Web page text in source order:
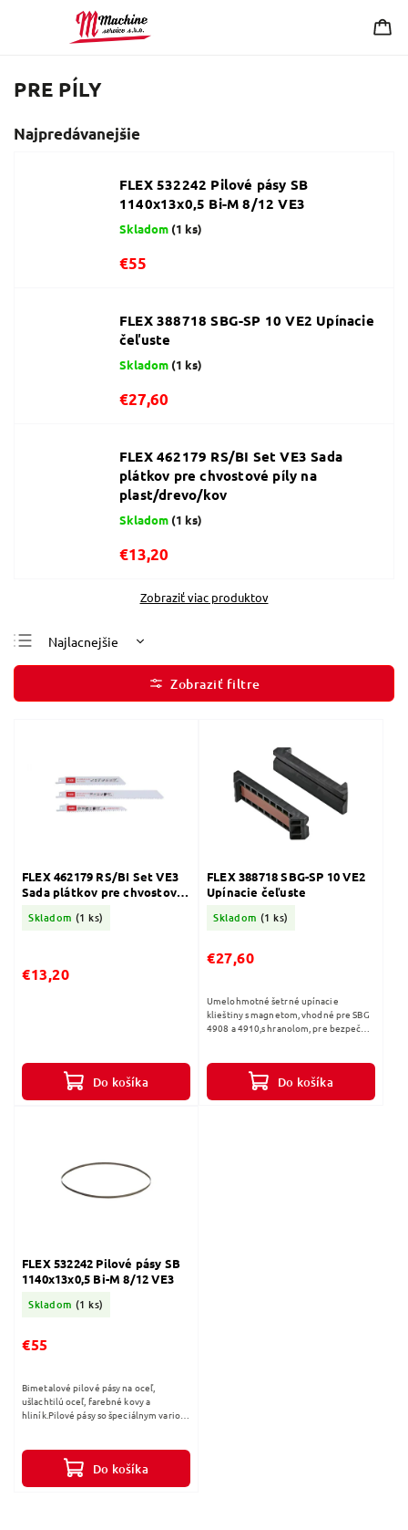
PRE PÍLY
Najpredávanejšie
FLEX 532242 Pilové pásy SB
1140x13x0,5 Bi-M 8/12 VE3
Skladom (1 ks)
€55
FLEX 388718 SBG-SP 10 VE2 Upínacie
čeľuste
Skladom (1 ks)
€27,60
FLEX 462179 RS/BI Set VE3 Sada
plátkov pre chvostové píly na
plast/drevo/kov
Skladom (1 ks)
€13,20
Zobraziť viac produktov
Najlacnejšie
Najdrahšie
Najpredávanejšie
FLEX 462179 RS/BI Set VE3
Sada plátkov pre chvostové
Skladom (1 ks)
€13,20
Do košíka
FLEX 388718 SBG-SP 10 VE2
Upínacie čeľuste
Skladom (1 ks)
€27,60
Do košíka
Umelohmotné šetrné upínacie
klieštiny s magnetom, vhodné pre SBG
4908 a 4910,s hranolom, pre bezpečné
FLEX 532242 Pilové pásy SB
1140x13x0,5 Bi-M 8/12 VE3
Skladom (1 ks)
€55
Do košíka
Bimetalové pilové pásy na oceľ,
ušlachtilú oceľ, farebné kovy a
hliník.Pilové pásy so špeciálnym vario-